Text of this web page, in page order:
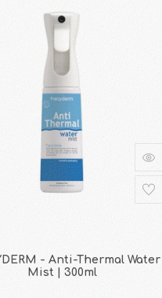
- Anti-Thermal Water
Mist | 300ml